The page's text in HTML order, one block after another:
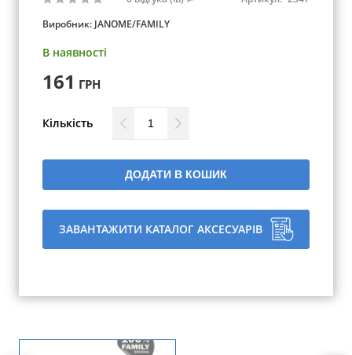
Виробник: JANOME/FAMILY
В наявності
161 ГРН
Кількість
ДОДАТИ В КОШИК
ЗАВАНТАЖИТИ КАТАЛОГ АКСЕСУАРІВ